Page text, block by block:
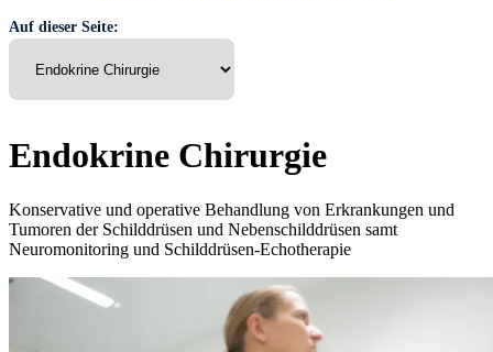
Auf dieser Seite:
Endokrine Chirurgie
Konservative und operative Behandlung von Erkrankungen und
Tumoren der Schilddrüsen und Nebenschilddrüsen samt
Neuromonitoring und Schilddrüsen-Echotherapie